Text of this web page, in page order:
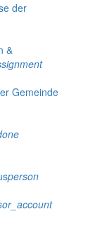
der
&
Gemeinde
person